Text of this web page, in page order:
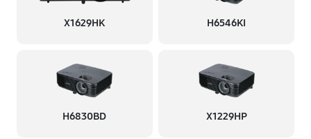
X1629HK H6546KI
H6830BD X1229HP